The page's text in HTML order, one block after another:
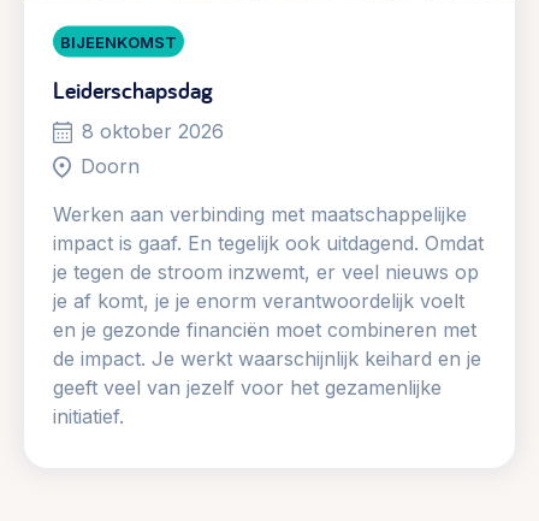
BIJEENKOMST
Leiderschapsdag
8 oktober 2026
Doorn
Werken aan verbinding met maatschappelijke
impact is gaaf. En tegelijk ook uitdagend. Omdat
je tegen de stroom inzwemt, er veel nieuws op
je af komt, je je enorm verantwoordelijk voelt
en je gezonde financiën moet combineren met
de impact. Je werkt waarschijnlijk keihard en je
geeft veel van jezelf voor het gezamenlijke
initiatief.